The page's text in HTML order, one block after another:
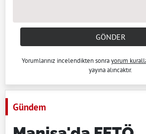
GÖNDER
Yorumlarınız incelendikten sonrayorum
yayına alıncaktır.
Gündem